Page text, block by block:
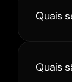
Quais
Quais